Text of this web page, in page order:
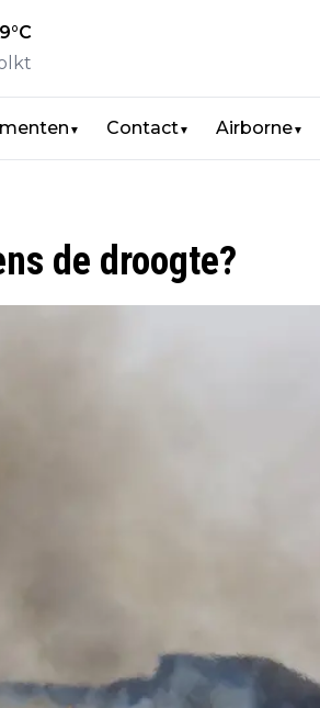
°C
▼ Contact▼ Airborne▼
de droogte?